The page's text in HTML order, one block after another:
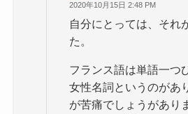
2020年10月15日 2:48 PM
自分にとっては、それ
た。
フランス語は単語一つ
女性名詞というのがあ
が苦痛でしょうがあり